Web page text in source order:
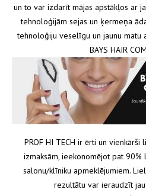
un to var izdarīt mājas apstākļos ar
tehnoloģijām sejas un ķermeņa
tehnoloģiju veselīgu un jaunu matu
BAYS HAIR
PROF HI TECH ir ērti un vienkārši
izmaksām, ieekonomējot pat
salonu/klīniku apmeklējumiem.
rezultātu var ieraudzīt